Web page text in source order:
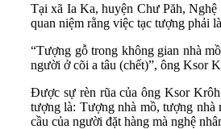
Tại xã Ia Ka, huyện Chư Păh,
quan niệm rằng việc tạc tượng phải
“Tượng gỗ trong không gian nhà
người ở cõi a tâu (chết)”, ông Ksor
Được sự rèn rũa của ông Ksor
tượng là: Tượng nhà mồ, tượng nhà
cầu của người đặt hàng mà nghệ